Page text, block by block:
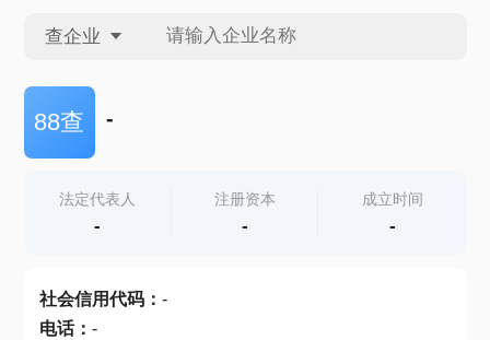
查企业
查企业
查产地
88查 -
法定代表人
-
注册资本
-
成立时间
-
社会信用代码： -
电话： -